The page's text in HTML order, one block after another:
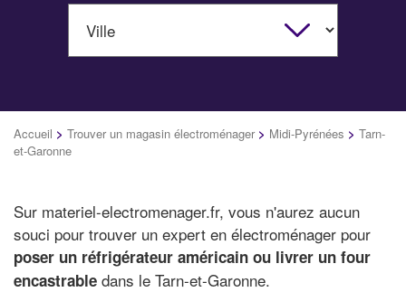
Accueil > Trouver un magasin électroménager > Midi-Pyrénées > Tarn-
et-Garonne
Sur materiel-electromenager.fr, vous n'aurez aucun
souci pour trouver un expert en électroménager pour
poser un réfrigérateur américain ou livrer un four
encastrable dans le Tarn-et-Garonne.